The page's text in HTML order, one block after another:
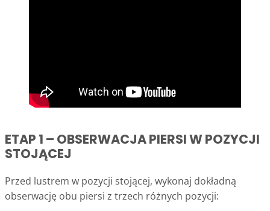
ETAP 1 – OBSERWACJA PIERSI W POZYCJI
STOJĄCEJ
Przed lustrem w pozycji stojącej, wykonaj dokładną
obserwację obu piersi z trzech różnych pozycji: